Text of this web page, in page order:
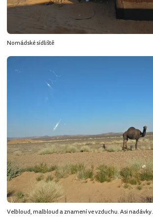
Nomádské sídliště
Velbloud, malbloud a znamení ve vzduchu. Asi nadávky.